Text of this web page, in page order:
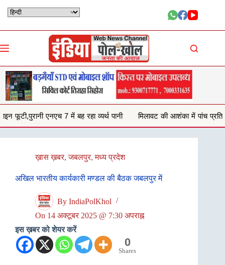
व्यर्थ पानी मिलावट की आशंका में पांच प्रतिष्ठानों से जब्त किया 132
ख़ास ख़बर,जबलपुर,मध्य प्रदेश
अखिल भारतीय कार्यकारी मण्डल की बैठक जबलपुर में
By IndiaPolKhol
On 14 अक्टूबर 2025 @ 7:30 अपराह्न
इस ख़बर को शेयर करें
0
Shares